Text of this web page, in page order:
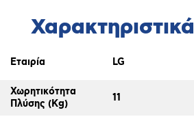
Χαρακτηριστικά
Εταιρία LG
Χωρητικότητα
Πλύσης (Kg)
11